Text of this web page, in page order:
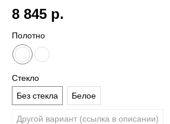
8 845 р.
Полотно
Стекло
Без стекла
Белое
Другой вариант (ссылка в описании)